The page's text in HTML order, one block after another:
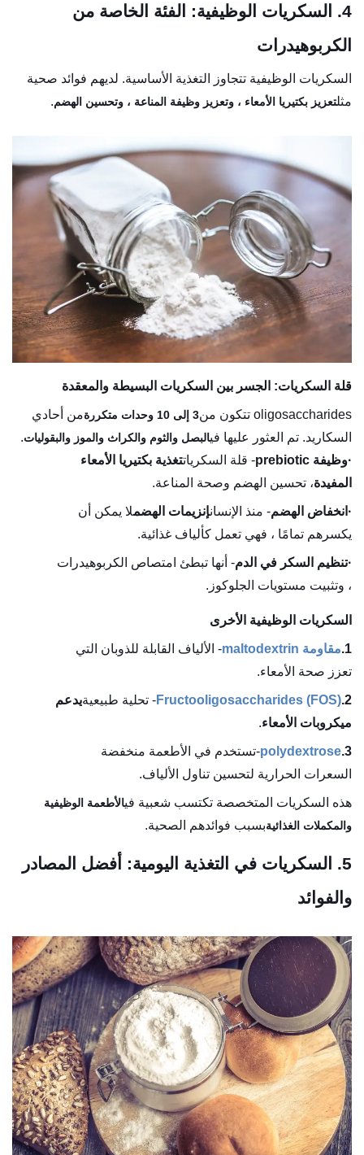
4. السكريات الوظيفية: الفئة الخاصة من
الكربوهيدرات
السكريات الوظيفية تتجاوز التغذية الأساسية. لديهم فوائد صحية
مثلتعزيز بكتيريا الأمعاء ، وتعزيز وظيفة المناعة ، وتحسين الهضم.
قلة السكريات: الجسر بين السكريات البسيطة والمعقدة
oligosaccharides تتكون من 3 إلى 10 وحدات متكررة
من أحادي
السكاريد. تم العثور عليها فيالبصل والثوم والكراث والموز والبقوليات.
·وظيفة prebiotic - قلة السكرياتتغذية بكتيريا الأمعاء
المفيدة، تحسين الهضم وصحة المناعة.
· انخفاض الهضم- منذ الإنسانإنزيمات الهضملا يمكن أن
يكسرهم تمامًا ، فهي تعمل كألياف غذائية.
·تنظيم السكر في الدم- أنها تبطئ امتصاص الكربوهيدرات
، وتثبيت مستويات الجلوكوز.
السكريات الوظيفية الأخرى
1. مقاومة maltodextrin
- الألياف القابلة للذوبان التي
تعزز صحة الأمعاء.
2.
Fructooligosaccharides (FOS)- تحلية طبيعيةيدعم
ميكروبات الأمعاء.
3.
polydextrose-تستخدم في الأطعمة منخفضة
السعرات الحرارية لتحسين تناول الألياف.
هذه السكريات المتخصصة تكتسب شعبية فيالأطعمة الوظيفية
والمكملات الغذائيةبسبب فوائدهم الصحية.
5. السكريات في التغذية اليومية: أفضل المصادر
والفوائد